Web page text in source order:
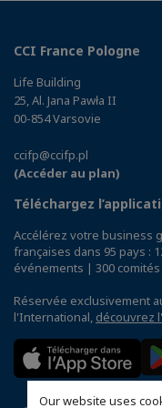
Our website uses
CCI France Pologne
Life Building
25, Al. Jana Pawła II
00-854 Varsovie
ccifp@ccifp.pl
(Accéder au plan)
Téléchargez
Accélérez votre business
françaises dans 95 pays :
événements | 300
Réservée exclusivement
l'International, découvrez